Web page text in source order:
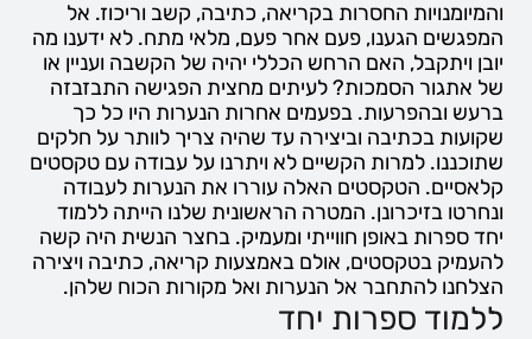
והמיומנויות החסרות בקריאה, כתיבה, קשב וריכוז. אל
המפגשים הגענו, פעם אחר פעם, מלאי מתח. לא ידענו מה
יובן ויתקבל, האם הרחש הכללי יהיה של הקשבה ועניין או
של אתגור הסמכות? לעיתים מחצית הפגישה התבזבזה
ברעש ובהפרעות. בפעמים אחרות הנערות היו כל כך
שקועות בכתיבה וביצירה עד שהיה צריך לוותר על חלקים
שתוכננו. למרות הקשיים לא ויתרנו על עבודה עם טקסטים
קלאסיים. הטקסטים האלה עוררו את הנערות לעבודה
ונחרטו בזיכרונן. המטרה הראשונית שלנו הייתה ללמוד
יחד ספרות באופן חווייתי ומעמיק. בחצר הנשית היה קשה
להעמיק בטקסטים, אולם באמצעות קריאה, כתיבה ויצירה
הצלחנו להתחבר אל הנערות ואל מקורות הכוח שלהן.
ללמוד ספרות יחד